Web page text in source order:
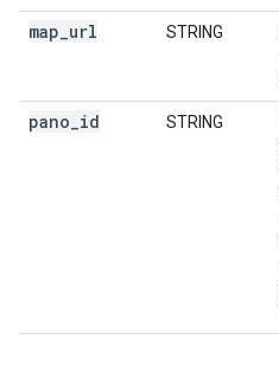
map url STRING
pano id STRING